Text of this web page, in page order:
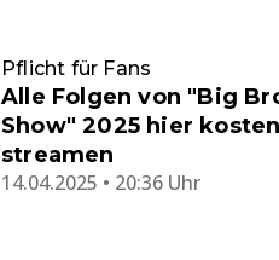
Pflicht für Fans
Alle Folgen von "Big
Show" 2025 hier
streamen
14.04.2025 • 20:36 Uhr